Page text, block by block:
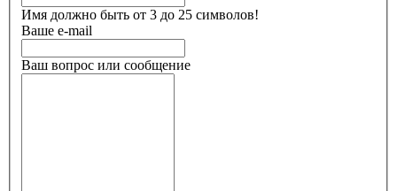
Имя должно быть от 3 до 25 символов!
Ваше e-mail
Ваш вопрос или сообщение